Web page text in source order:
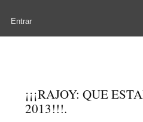
Entrar
¡¡¡RAJOY: QUE
2013!!!.